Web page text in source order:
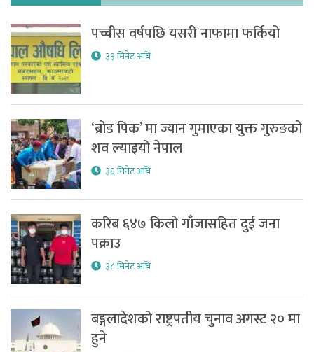
पच्चीस वर्षपछि यसरी नाफामा फर्कियो
३३ मिनेट अघि
‘ब्रोड पिक’ मा ज्यान गुमाएका युक्त गुरुङको
शव ल्याइयो नेपाल
३६ मिनेट अघि
करिब ६४७ किलो गाँजासहित दुई जना
पक्राउ
३८ मिनेट अघि
बङ्गलादेशको राष्ट्रपतीय चुनाव अगस्ट २० मा
हुने